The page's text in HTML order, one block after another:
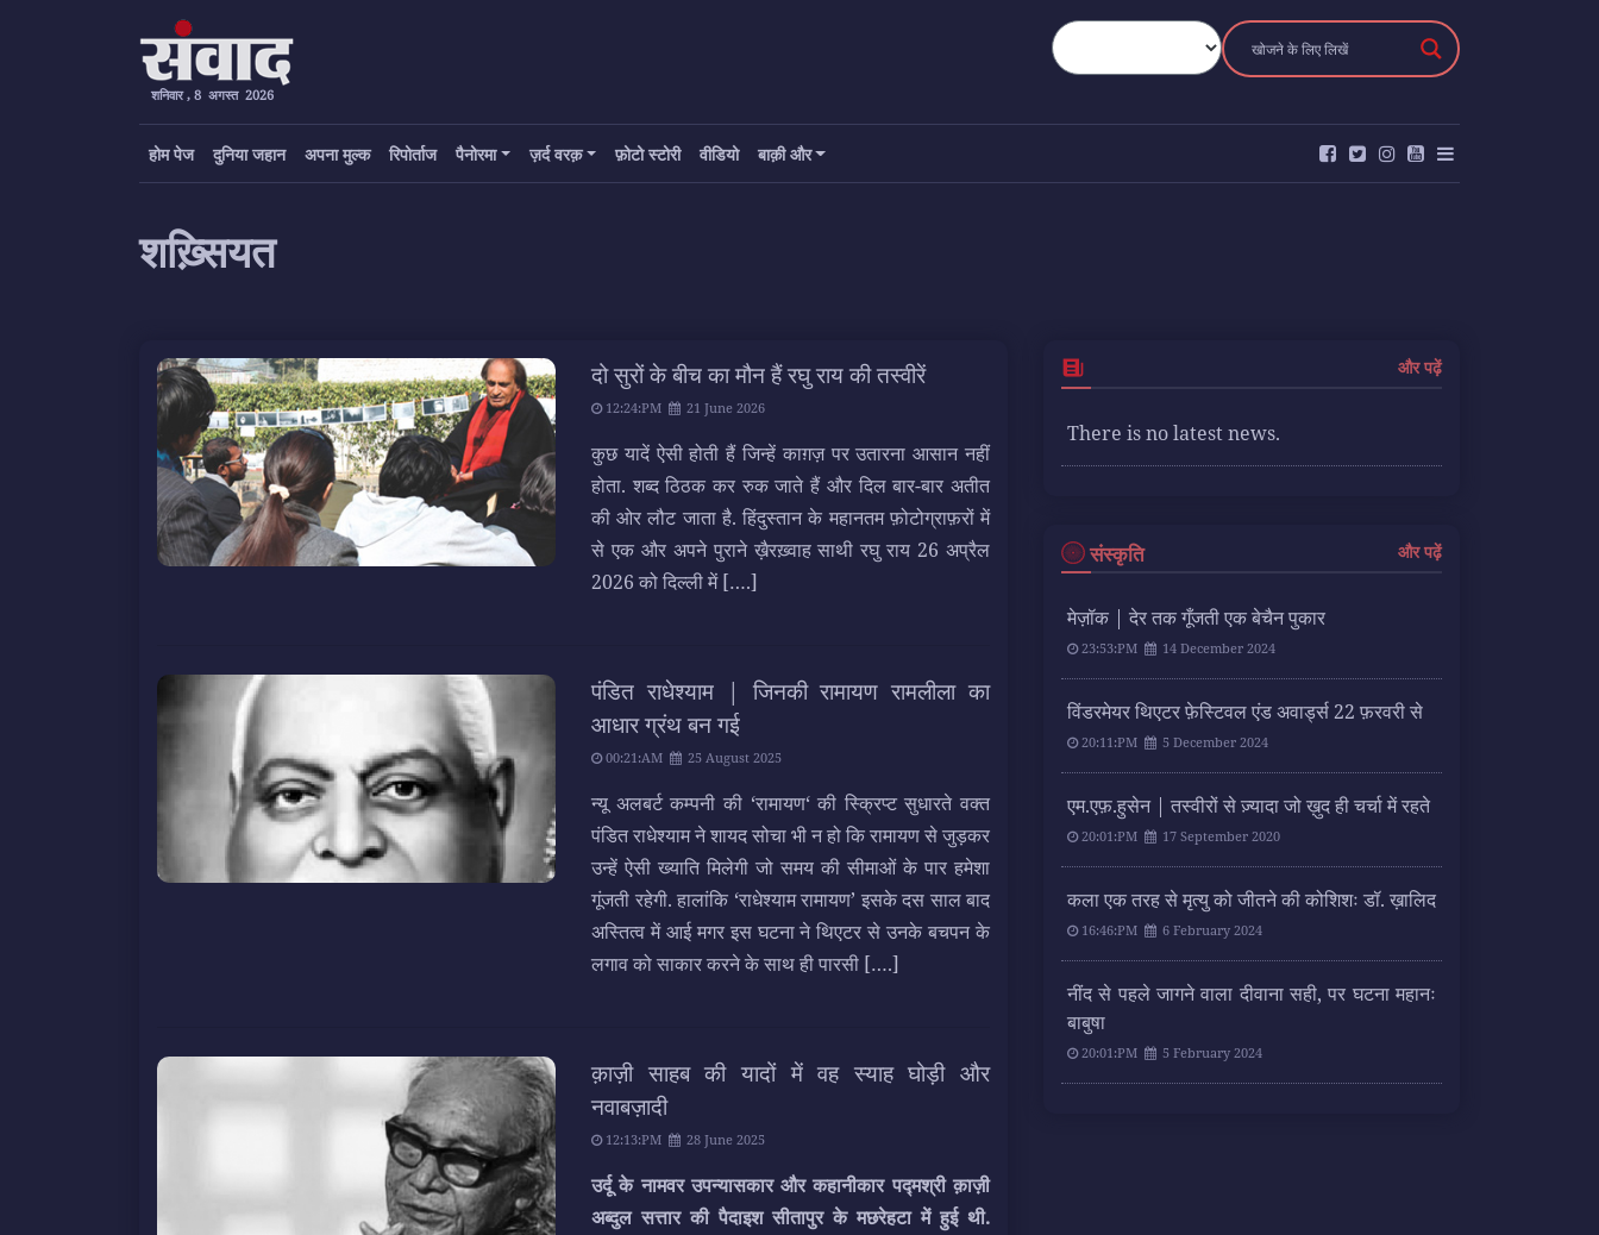
शनिवार , 8 अगस्त 2026
होम पेज दुनिया जहान अपना मुल्क रिपोर्ताज पैनोरमा ज़र्द वरक़ फ़ोटो स्टोरी वीडियो बाक़ी और
शख़्सियत
दो सुरों के बीच का मौन हैं रघु राय की तस्वीरें
12:24:PM 21 June 2026
कुछ यादें ऐसी होती हैं जिन्हें काग़ज़ पर उतारना आसान नहीं
होता. शब्द ठिठक कर रुक जाते हैं और दिल बार-बार अतीत
की ओर लौट जाता है. हिंदुस्तान के महानतम फ़ोटोग्राफ़रों में
से एक और अपने पुराने ख़ैरख़्वाह साथी रघु राय 26 अप्रैल
2026 को दिल्ली में[….]
पंडित राधेश्याम | जिनकी रामायण रामलीला का
आधार ग्रंथ बन गई
00:21:AM 25 August 2025
न्यू अलबर्ट कम्पनी की ‘रामायण‘ की स्क्रिप्ट सुधारते वक्त
पंडित राधेश्याम ने शायद सोचा भी न हो कि रामायण से जुड़कर
उन्हें ऐसी ख्याति मिलेगी जो समय की सीमाओं के पार हमेशा
गूंजती रहेगी. हालांकि ‘राधेश्याम रामायण’ इसके दस साल बाद
अस्तित्व में आई मगर इस घटना ने थिएटर से उनके बचपन के
लगाव को साकार करने के साथ ही पारसी [….]
क़ाज़ी साहब की यादों में वह स्याह घोड़ी और
नवाबज़ादी
12:13:PM 28 June 2025
उर्दू के नामवर उपन्यासकार और कहानीकार पद्मश्री क़ाज़ी
अब्दुल सत्तार की पैदाइश सीतापुर के मछरेहटा में हुई थी.
और पढ़ें
There is no latest news.
संस्कृति और पढ़ें
मेज़ॉक | देर तक गूँजती एक बेचैन पुकार
23:53:PM 14 December 2024
विंडरमेयर थिएटर फ़ेस्टिवल एंड अवार्ड्स 22 फ़रवरी से
20:11:PM 5 December 2024
एम.एफ़.हुसेन | तस्वीरों से ज़्यादा जो ख़ुद ही चर्चा में रहते
20:01:PM 17 September 2020
कला एक तरह से मृत्यु को जीतने की कोशिशः डॉ. ख़ालिद
16:46:PM 6 February 2024
नींद से पहले जागने वाला दीवाना सही, पर घटना महानः
बाबुषा
20:01:PM 5 February 2024